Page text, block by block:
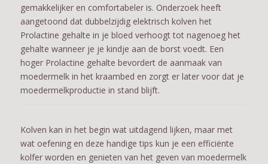
gemakkelijker en comfortabeler is. Onderzoek heeft
aangetoond dat dubbelzijdig elektrisch kolven het
Prolactine gehalte in je bloed verhoogt tot nagenoeg het
gehalte wanneer je je kindje aan de borst voedt. Een
hoger Prolactine gehalte bevordert de aanmaak van
moedermelk in het kraambed en zorgt er later voor dat je
moedermelkproductie in stand blijft.
Kolven kan in het begin wat uitdagend lijken, maar met
wat oefening en deze handige tips kun je een efficiënte
kolfer worden en genieten van het geven van moedermelk